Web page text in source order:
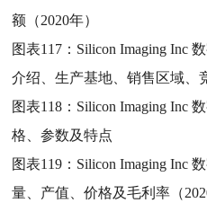
额（2020年）
图表117： Silicon Imaging Inc
介绍、生产基地、销售区域、
图表118： Silicon Imaging Inc
格、参数及特点
图表119： Silicon Imaging Inc
量、产值、价格及毛利率（